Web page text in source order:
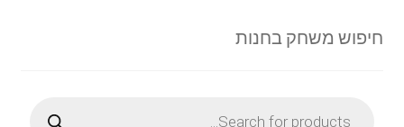
חיפוש משחק בחנות
search